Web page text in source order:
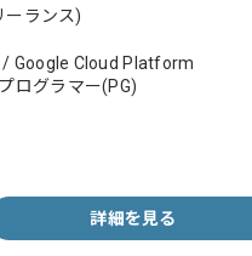
ーランス)
Google Cloud Platform
ログラマー(PG)
詳細を見る